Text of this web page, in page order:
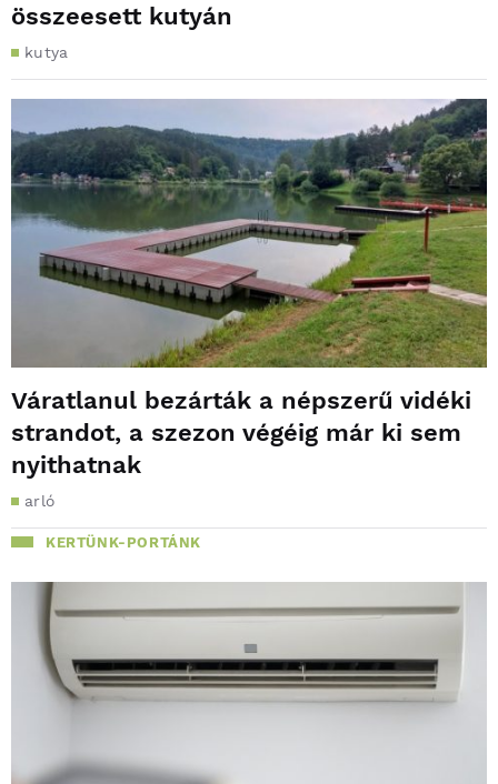
összeesett kutyán
kutya
Váratlanul bezárták a népszerű vidéki
strandot, a szezon végéig már ki sem
nyithatnak
arló
KERTÜNK-PORTÁNK